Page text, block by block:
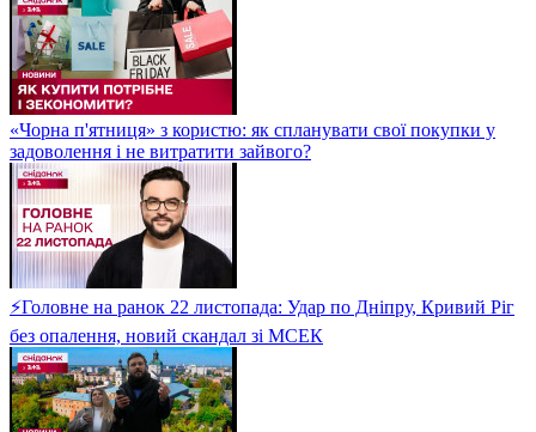
«Чорна п'ятниця» з користю: як спланувати свої покупки у
задоволення і не витратити зайвого?
⚡Головне на ранок 22 листопада: Удар по Дніпру, Кривий Ріг
без опалення, новий скандал зі МСЕК